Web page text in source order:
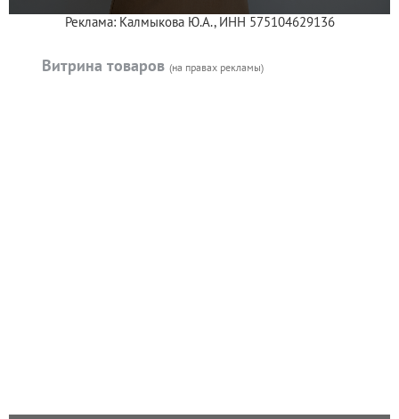
Реклама: Калмыкова Ю.А., ИНН 575104629136
Витрина товаров (на правах рекламы)